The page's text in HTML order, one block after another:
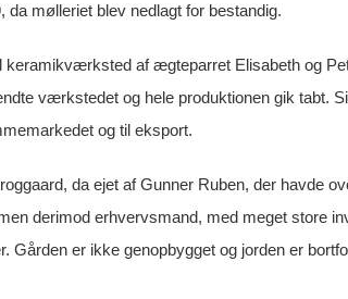
da mølleriet blev nedlagt for bestandig.
keramikværksted af ægteparret Elisabeth og
værkstedet og hele produktionen gik tabt.
og til eksport.
da ejet af Gunner Ruben, der havde
derimod erhvervsmand, med meget store
Gården er ikke genopbygget og jorden er